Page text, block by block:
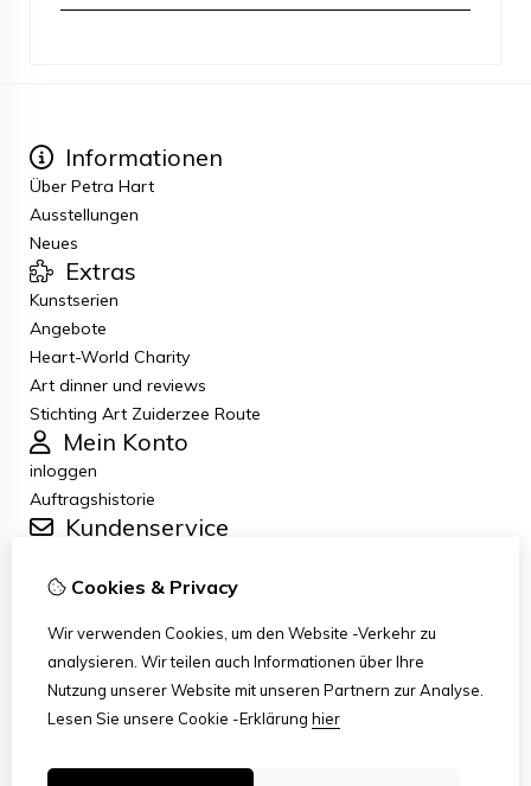
Informationen
Über Petra Hart
Ausstellungen
Neues
Extras
Kunstserien
Angebote
Heart-World Charity
Art dinner und reviews
Stichting Art Zuiderzee Route
Mein Konto
inloggen
Auftragshistorie
Kundenservice
Retouren
Datenschutzbestimmungen
Disclaimer
Haftungsausschluss per E-Mail
Copyright
Cookies & Privacy
Wir verwenden Cookies, um den Website -Verkehr zu
analysieren. Wir teilen auch Informationen über Ihre
Nutzung unserer Website mit unseren Partnern zur Analyse.
Lesen Sie unsere Cookie -Erklärung hier